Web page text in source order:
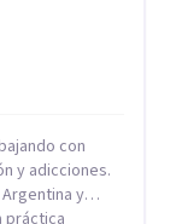
con
y
práctica